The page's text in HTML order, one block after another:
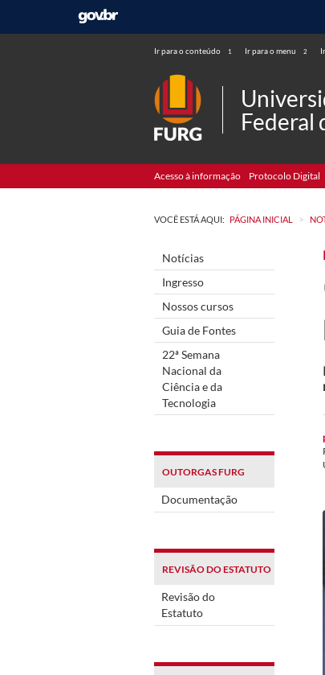
Ir para o conteúdo 1 Ir para o menu 2
Federal
Acesso à informação Protocolo Digital
VOCÊ ESTÁ AQUI: PÁGINA INICIAL >
Notícias
Ingresso
Nossos cursos
Guia de Fontes
22ª Semana
Nacional da
Ciência e da
Tecnologia
OUTORGAS FURG
Documentação
REVISÃO DO ESTATUTO
Revisão do
Estatuto